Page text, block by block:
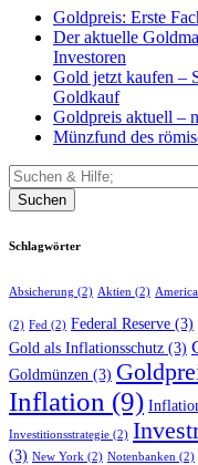
Goldpreis: Erste
Der aktuelle
Investoren
Gold jetzt kaufen –
Goldkauf
Goldpreis aktuell –
Münzfund des
Suchen
Schlagwörter
Absicherung (2) Aktien (2)
(2) Fed (2) Federal Reserve (3)
Gold als Inflationsschutz (3)
Goldmünzen (3)
Inflation (9)
Investitionsstrategie (2)
(3) New York (2) Notenbanken (2)